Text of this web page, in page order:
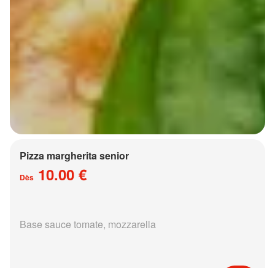
Pizza margherita senior
Dès 10.00 €
Base sauce tomate, mozzarella